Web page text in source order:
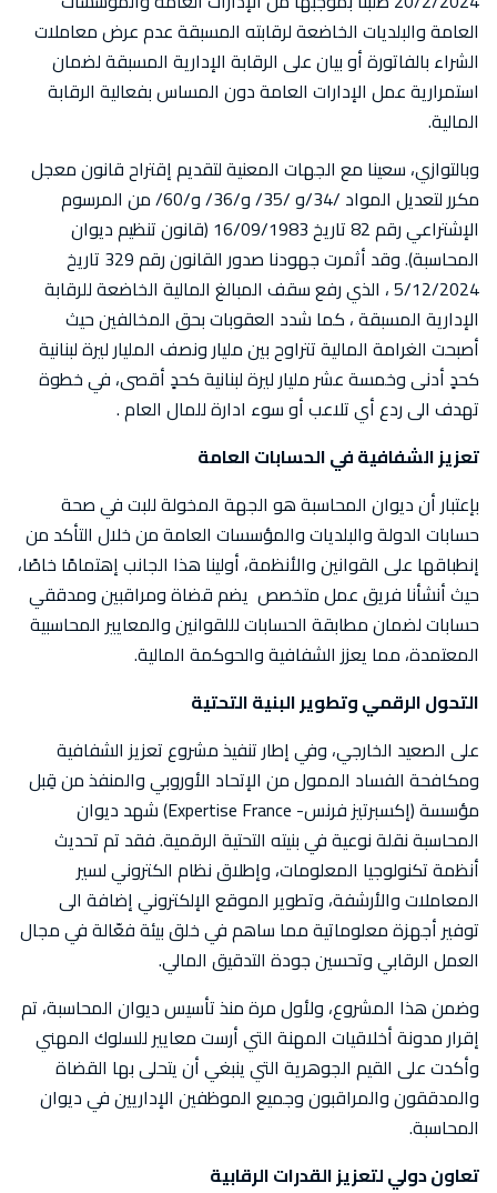
العامة والبلديات الخاضعة لرقابته المسبقة عدم عرض معاملات
الشراء بالفاتورة أو بيان على الرقابة الإدارية المسبقة لضمان
استمرارية عمل الإدارات العامة دون المساس بفعالية الرقابة
المالية.
وبالتوازي، سعينا مع الجهات المعنية لتقديم إقتراح قانون معجل
مكرر لتعديل المواد /34/و /35/ و/36/ و/60/ من المرسوم
الإشتراعي رقم 82 تاريخ 16/09/1983 (قانون تنظيم ديوان
المحاسبة). وقد أثمرت جهودنا صدور القانون رقم 329 تاريخ
5/12/2024 ، الذي رفع سقف المبالغ المالية الخاضعة للرقابة
الإدارية المسبقة ، كما شدد العقوبات بحق المخالفين حيث
أصبحت الغرامة المالية تتراوح بين مليار ونصف المليار ليرة لبنانية
كحدٍ أدنى وخمسة عشر مليار ليرة لبنانية كحدٍ أقصى، في خطوة
تهدف الى ردع أي تلاعب أو سوء ادارة للمال العام .
تعزيز الشفافية في الحسابات العامة
بإعتبار أن ديوان المحاسبة هو الجهة المخولة للبت في صحة
حسابات الدولة والبلديات والمؤسسات العامة من خلال التأكد من
إنطباقها على القوانين والأنظمة، أولينا هذا الجانب إهتمامًا خاصًا،
حيث أنشأنا فريق عمل متخصص يضم قضاة ومراقبين ومدققي
حسابات لضمان مطابقة الحسابات لللقوانين والمعايير المحاسبية
المعتمدة، مما يعزز الشفافية والحوكمة المالية.
التحول الرقمي وتطوير البنية التحتية
على الصعيد الخارجي، وفي إطار تنفيذ مشروع تعزيز الشفافية
ومكافحة الفساد الممول من الإتحاد الأوروبي والمنفذ من قِبل
مؤسسة (إكسبرتيز فرنس- Expertise France) شهد ديوان
المحاسبة نقلة نوعية في بنيته التحتية الرقمية. فقد تم تحديث
أنظمة تكنولوجيا المعلومات، وإطلاق نظام الكتروني لسير
المعاملات والأرشفة، وتطوير الموقع الإلكتروني إضافة الى
توفير أجهزة معلوماتية مما ساهم في خلق بيئة فعّالة في مجال
العمل الرقابي وتحسين جودة التدقيق المالي.
وضمن هذا المشروع، ولأول مرة منذ تأسيس ديوان المحاسبة، تم
إقرار مدونة أخلاقيات المهنة التي أرست معايير للسلوك المهني
وأكدت على القيم الجوهرية التي ينبغي أن يتحلى بها القضاة
والمدققون والمراقبون وجميع الموظفين الإداريين في ديوان
المحاسبة.
تعاون دولي لتعزيز القدرات الرقابية